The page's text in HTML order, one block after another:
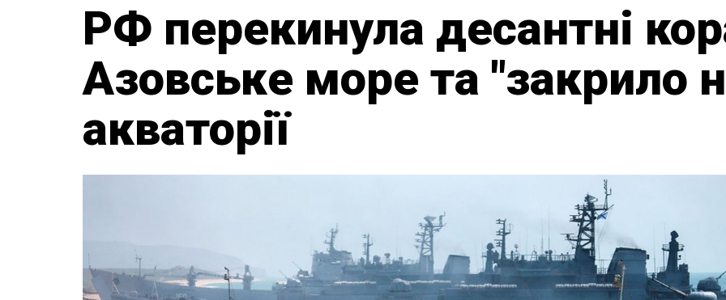
​РФ перекинула десантні
Азовське море та "закрило
акваторії